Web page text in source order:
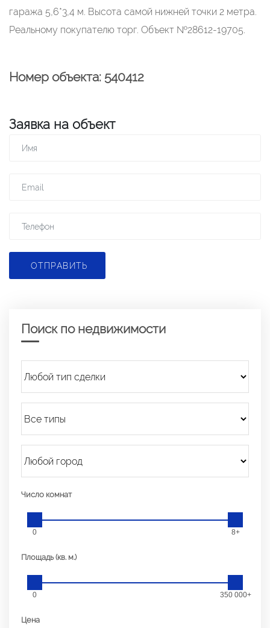
гаража 5,6*3,4 м. Высота самой нижней точки 2 метра.
Реальному покупателю торг. Объект №28612-19705.
Номер объекта: 540412
Заявка на объект
ОТПРАВИТЬ
Поиск по недвижимости
Число комнат
0 8+
Площадь (кв. м.)
0 350 000+
Цена